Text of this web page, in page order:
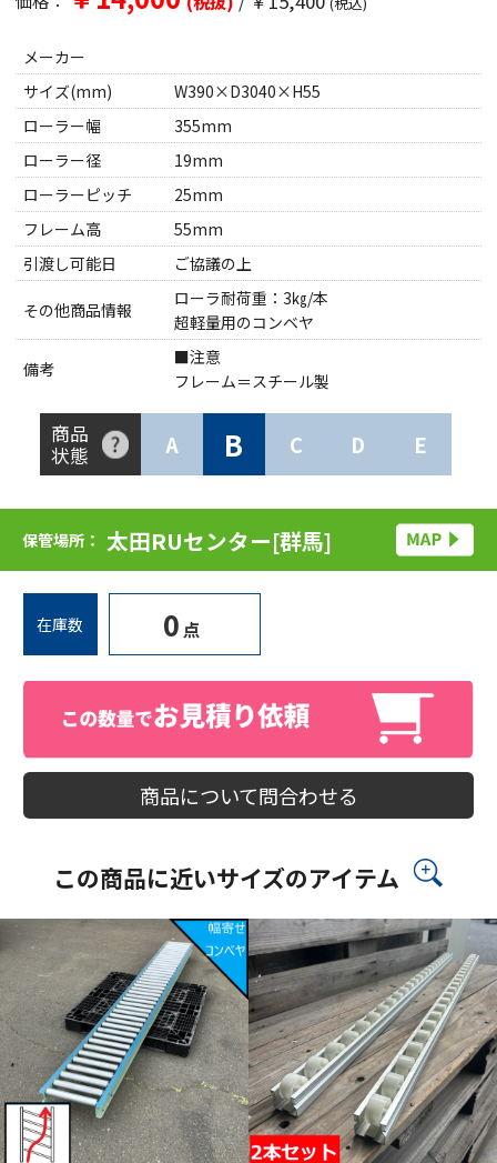
メーカー
サイズ(mm)
W390×D3040×H55
ローラー幅
355mm
ローラー径
19mm
ローラーピッチ
25mm
フレーム高
55mm
引渡し可能日
ご協議の上
その他商品情報
ローラ耐荷重：3㎏/本
超軽量用のコンベヤ
備考
■注意
フレーム＝スチール製
商品
状態
A B C D E
保管場所： 太田RUセンター[群馬]
在庫数 0 点
商品について問合わせる
この商品に近いサイズのアイテム